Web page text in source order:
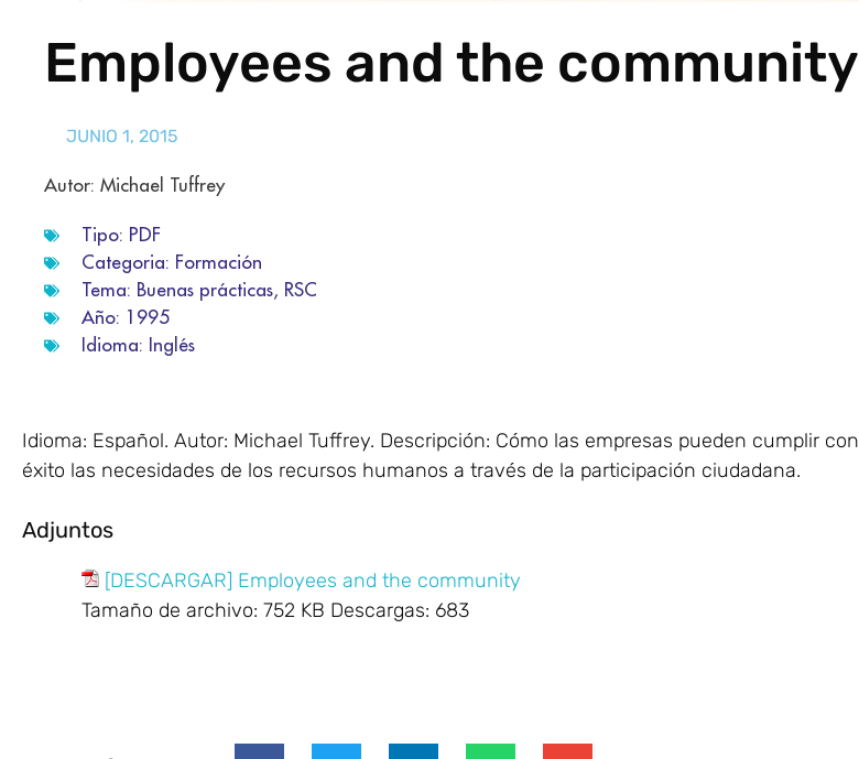
Employees and the community
JUNIO 1, 2015
Autor: Michael Tuffrey
Tipo: PDF
Categoria: Formación
Tema: Buenas prácticas, RSC
Año: 1995
Idioma: Inglés
Idioma: Español. Autor: Michael Tuffrey. Descripción: Cómo las empresas pueden cumplir con
éxito las necesidades de los recursos humanos a través de la participación ciudadana.
Adjuntos
[DESCARGAR] Employees and the community
Tamaño de archivo: 752 KB Descargas: 683